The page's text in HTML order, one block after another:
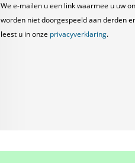
We e-mailen u een link waarmee u uw
worden niet doorgespeeld aan derden
leest u in onze privacyverklaring.